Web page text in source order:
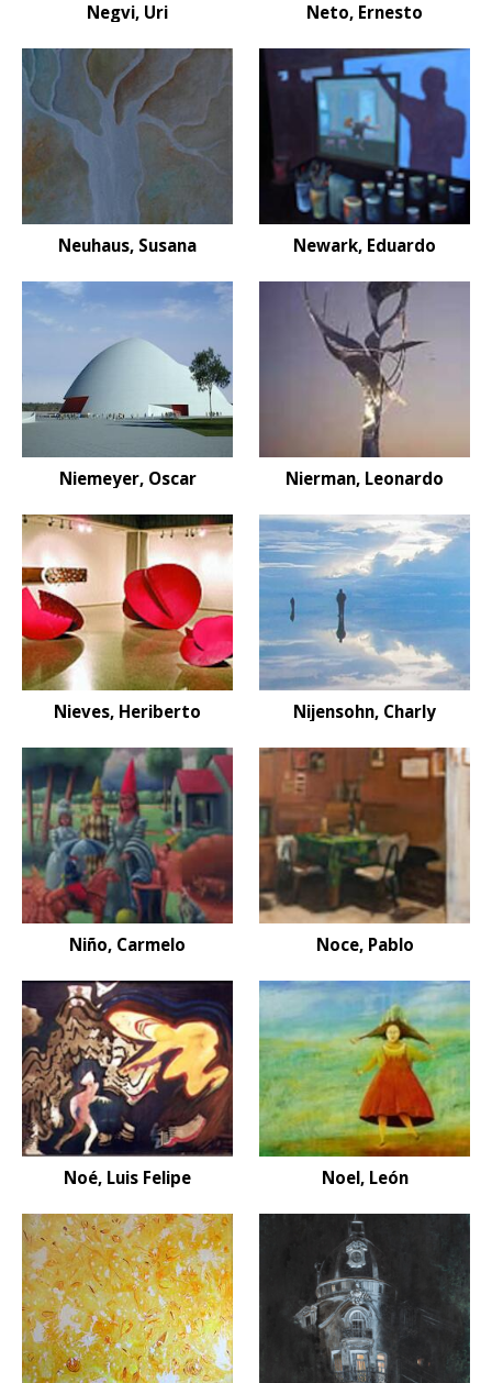
Negvi, Uri Neto, Ernesto
Neuhaus, Susana Newark, Eduardo
Niemeyer, Oscar Nierman, Leonardo
Nieves, Heriberto Nijensohn, Charly
Niño, Carmelo Noce, Pablo
Noé, Luis Felipe Noel, León